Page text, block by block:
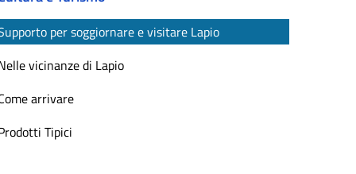
per soggiornare e visitare Lapio
vicinanze di Lapio
arrivare
Tipici